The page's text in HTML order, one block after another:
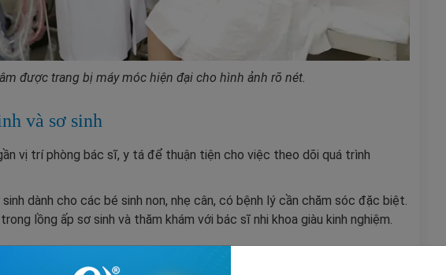
được trang bị máy móc hiện đại cho hình ảnh rõ nét.
và sơ sinh
vị trí phòng bác sĩ, y tá để thuận tiện cho việc theo dõi quá trình
dành cho các bé sinh non, nhẹ cân, có bệnh lý cần chăm sóc đặc biệt.
lồng ấp sơ sinh và thăm khám với bác sĩ nhi khoa giàu kinh nghiệm.